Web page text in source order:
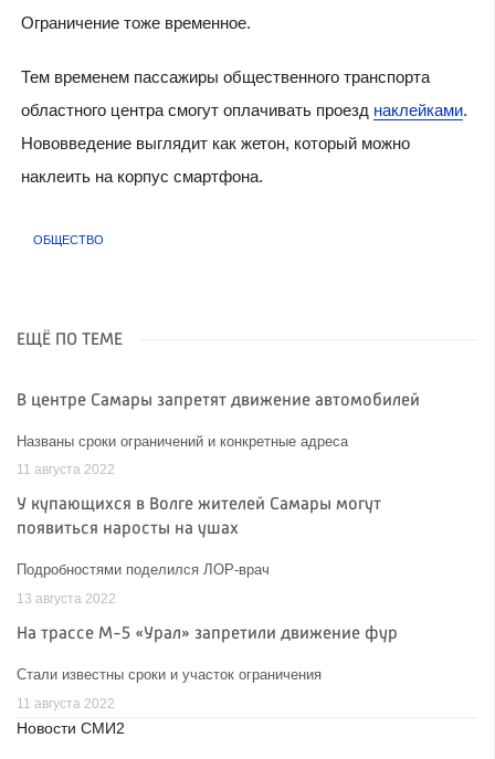
Ограничение тоже временное.
Тем временем пассажиры общественного транспорта
областного центра смогут оплачивать проезд наклейками.
Нововведение выглядит как жетон, который можно
наклеить на корпус смартфона.
ОБЩЕСТВО
ЕЩЁ ПО ТЕМЕ
В центре Самары запретят движение автомобилей
Названы сроки ограничений и конкретные адреса
11 августа 2022
У купающихся в Волге жителей Самары могут
появиться наросты на ушах
Подробностями поделился ЛОР-врач
13 августа 2022
На трассе М-5 «Урал» запретили движение фур
Стали известны сроки и участок ограничения
11 августа 2022
Новости СМИ2